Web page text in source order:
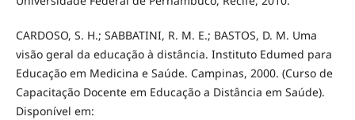
CARDOSO, S. H.; SABBATINI, R. M. E.; BASTOS, D. M. Uma
visão geral da educação à distância. Instituto Edumed para
Educação em Medicina e Saúde. Campinas, 2000. (Curso de
Capacitação Docente em Educação a Distância em Saúde).
Disponível em: